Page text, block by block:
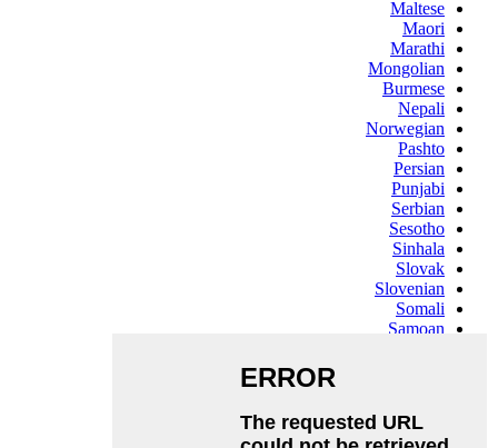
Maltese
Maori
Marathi
Mongolian
Burmese
Nepali
Norwegian
Pashto
Persian
Punjabi
Serbian
Sesotho
Sinhala
Slovak
Slovenian
Somali
Samoan
Swahili